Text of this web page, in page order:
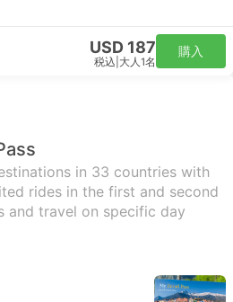
USD 187
税込 大人1名
購入
in 33 countries with
rides in the first and second
and travel on specific day